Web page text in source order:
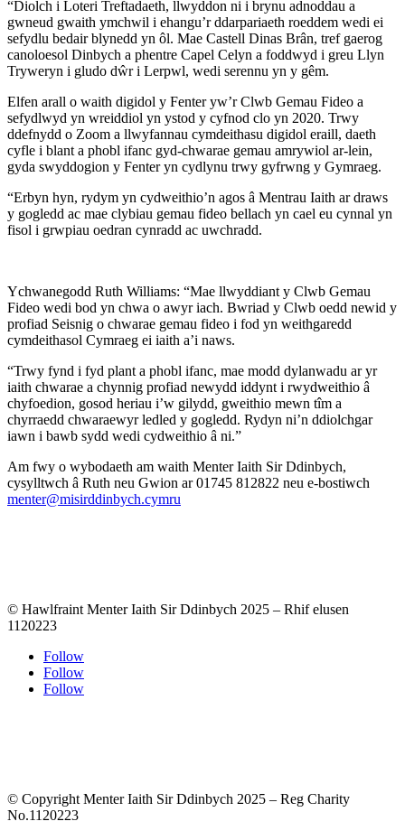
“Diolch i Loteri Treftadaeth, llwyddon ni i brynu adnoddau a
gwneud gwaith ymchwil i ehangu’r ddarpariaeth roeddem wedi ei
sefydlu bedair blynedd yn ôl. Mae Castell Dinas Brân, tref gaerog
canoloesol Dinbych a phentre Capel Celyn a foddwyd i greu Llyn
Tryweryn i gludo dŵr i Lerpwl, wedi serennu yn y gêm.
Elfen arall o waith digidol y Fenter yw’r Clwb Gemau Fideo a
sefydlwyd yn wreiddiol yn ystod y cyfnod clo yn 2020. Trwy
ddefnydd o Zoom a llwyfannau cymdeithasu digidol eraill, daeth
cyfle i blant a phobl ifanc gyd-chwarae gemau amrywiol ar-lein,
gyda swyddogion y Fenter yn cydlynu trwy gyfrwng y Gymraeg.
“Erbyn hyn, rydym yn cydweithio’n agos â Mentrau Iaith ar draws
y gogledd ac mae clybiau gemau fideo bellach yn cael eu cynnal yn
fisol i grwpiau oedran cynradd ac uwchradd.
Ychwanegodd Ruth Williams: “Mae llwyddiant y Clwb Gemau
Fideo wedi bod yn chwa o awyr iach. Bwriad y Clwb oedd newid y
profiad Seisnig o chwarae gemau fideo i fod yn weithgaredd
cymdeithasol Cymraeg ei iaith a’i naws.
“Trwy fynd i fyd plant a phobl ifanc, mae modd dylanwadu ar yr
iaith chwarae a chynnig profiad newydd iddynt i rwydweithio â
chyfoedion, gosod heriau i’w gilydd, gweithio mewn tîm a
chyrraedd chwaraewyr ledled y gogledd. Rydyn ni’n ddiolchgar
iawn i bawb sydd wedi cydweithio â ni.”
Am fwy o wybodaeth am waith Menter Iaith Sir Ddinbych,
cysylltwch â Ruth neu Gwion ar 01745 812822 neu e-bostiwch
menter@misirddinbych.cymru
© Hawlfraint Menter Iaith Sir Ddinbych 2025 – Rhif elusen
1120223
Follow
Follow
Follow
© Copyright Menter Iaith Sir Ddinbych 2025 – Reg Charity
No.1120223